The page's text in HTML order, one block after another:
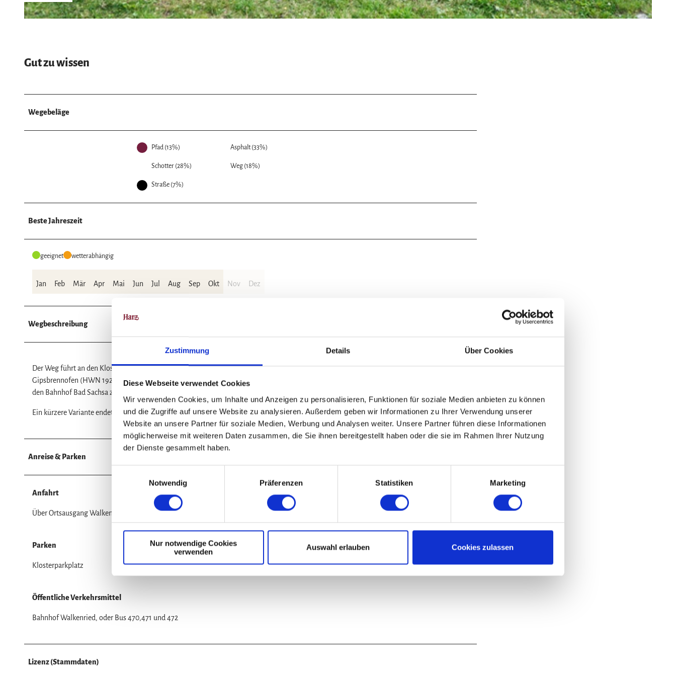
Zustimmung Details Über Cookies
Diese Webseite verwendet Cookies
Wir verwenden Cookies, um Inhalte und Anzeigen zu personalisieren, Funktionen für soziale Medien anbieten zu können
und die Zugriffe auf unsere Website zu analysieren. Außerdem geben wir Informationen zu Ihrer Verwendung unserer
Website an unsere Partner für soziale Medien, Werbung und Analysen weiter. Unsere Partner führen diese Informationen
möglicherweise mit weiteren Daten zusammen, die Sie ihnen bereitgestellt haben oder die sie im Rahmen Ihrer Nutzung
der Dienste gesammelt haben.
s
Notwendig Präferenzen Statistiken Marketing
Nur notwendige Cookies
verwenden
Auswahl erlauben Cookies zulassen
Gut zu wissen
Wegebeläge
Pfad (13%) Asphalt (33%)
Schotter (28%) Weg (18%)
Straße (7%)
Beste Jahreszeit
geeignet wetterabhängig
Jan Feb Mär Apr Mai Jun Jul Aug Sep Okt Nov Dez
Wegbeschreibung
Der Weg führt an den Klosterteichen entlang zum Sachsenstein (HWN 166) und anschließend durch Neuhof. Die Stempelstelle
Gipsbrennofen (HWN 192) befindet sich bei den Kranichteichen. Hinter den Teichen beigen wir nach rechts in das Wohngebiet ab, um
den Bahnhof Bad Sachsa zu erreichen und folgen dem Rundweg Nr 7 bis ins Zentrum von Bad Sachsa.
Ein kürzere Variante endet bereits am Bahnhof.
Anreise & Parken
Anfahrt
Über Ortsausgang Walkenried Richtung Wiedigshof
Parken
Klosterparkplatz
Öffentliche Verkehrsmittel
Bahnhof Walkenried, oder Bus 470,471 und 472
Lizenz (Stammdaten)